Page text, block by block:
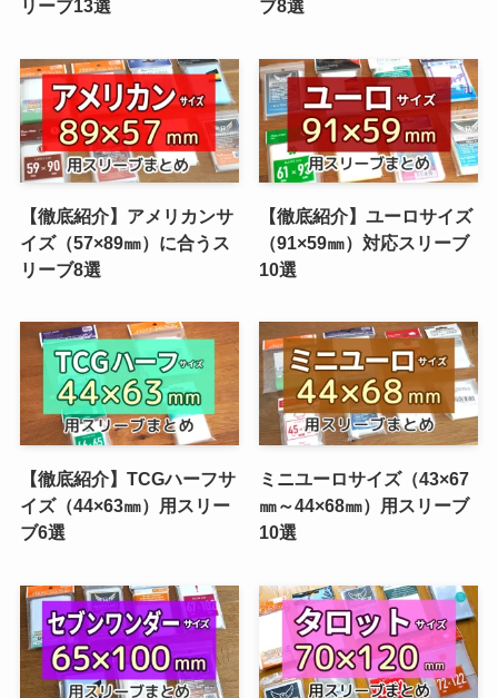
リーブ13選 ブ8選
【徹底紹介】アメリカンサ
イズ（57×89㎜）に合うス
リーブ8選
【徹底紹介】ユーロサイズ
（91×59㎜）対応スリーブ
10選
【徹底紹介】TCGハーフサ
イズ（44×63㎜）用スリー
ブ6選
ミニユーロサイズ（43×67
㎜～44×68㎜）用スリーブ
10選